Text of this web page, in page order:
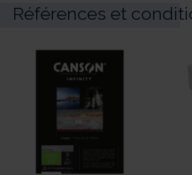
Références et